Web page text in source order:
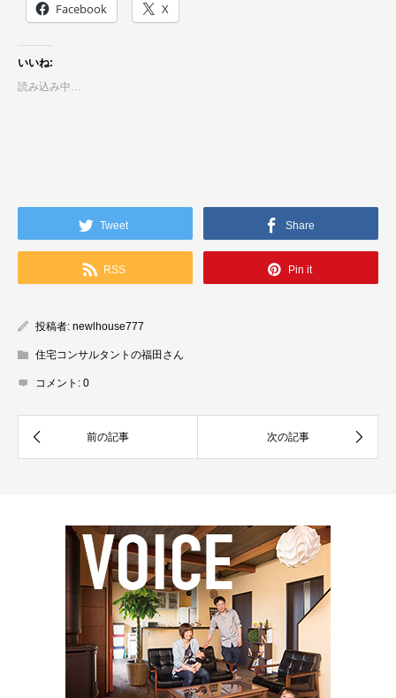
Facebook X
いいね:
読み込み中…
Tweet Share
RSS Pin it
投稿者: newlhouse777
住宅コンサルタントの福田さん
コメント: 0